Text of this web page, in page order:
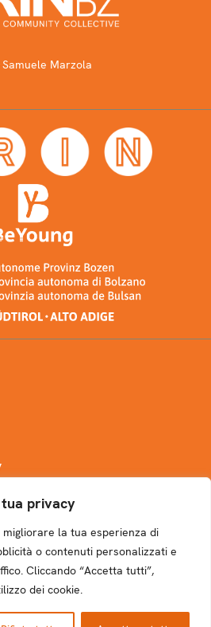
privacy
migliorare la tua esperienza di
o contenuti personalizzati e
Cliccando “Accetta tutti”,
dei cookie.
Samuele Marzola